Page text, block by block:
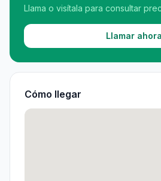
Llama o visítala para consultar
Llamar ahora
Cómo llegar